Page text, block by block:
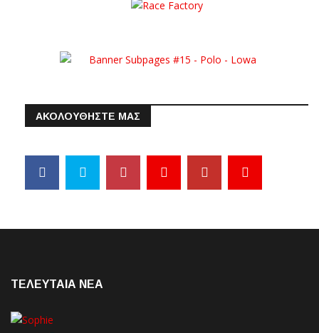
ΑΚΟΛΟΥΘΗΣΤΕ ΜΑΣ
ΤΕΛΕΥΤΑΙΑ NEA